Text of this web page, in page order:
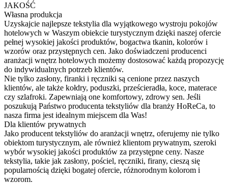
JAKOŚĆ
Własna produkcja
Uzyskajcie najlepsze tekstylia dla wyjątkowego wystroju pokojów
hotelowych w Waszym obiekcie turystycznym dzięki naszej ofercie
pełnej wysokiej jakości produktów, bogactwa tkanin, kolorów i
wzorów oraz przystępnych cen. Jako doświadczeni producenci
aranżacji wnętrz hotelowych możemy dostosować każdą propozycję
do indywidualnych potrzeb klientów.
Nie tylko zasłony, firanki i ręczniki są cenione przez naszych
klientów, ale także kołdry, poduszki, prześcieradła, koce, materace
czy szlafroki. Zapewniają one komfortowy, zdrowy sen. Jeśli
poszukują Państwo producenta tekstyliów dla branży HoReCa, to
nasza firma jest idealnym miejscem dla Was!
Dla klientów prywatnych
Jako producent tekstyliów do aranżacji wnętrz, oferujemy nie tylko
obiektom turystycznym, ale również klientom prywatnym, szeroki
wybór wysokiej jakości produktów za przystępne ceny. Nasze
tekstylia, takie jak zasłony, pościel, ręczniki, firany, cieszą się
popularnością dzięki bogatej ofercie, różnorodnym kolorom i
wzorom.